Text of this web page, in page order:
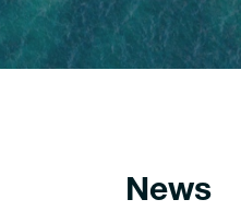
News